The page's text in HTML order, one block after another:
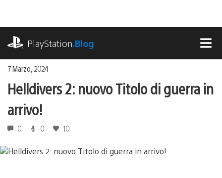
contenuto
PlayStation.Blog
7 Marzo, 2024
Helldivers 2: nuovo Titolo di guerra in
arrivo!
0 0 10